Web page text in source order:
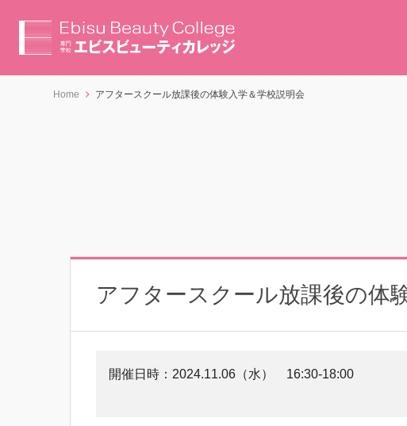
Home アフタースクール放課後の体験入学＆学校説明会
アフタースクール放課後の体
開催日時： 2024.11.06（水） 16:30-18:00